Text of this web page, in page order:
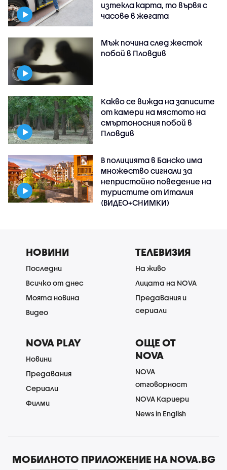
изтекла карта, то вървя с
часове в жегата
Мъж почина след жесток
побой в Пловдив
Какво се вижда на записите
от камери на мястото на
смъртоносния побой в
Пловдив
В полицията в Банско има
множество сигнали за
непристойно поведение на
туристите от Италия
(ВИДЕО+СНИМКИ)
НОВИНИ
Последни
Всичко от днес
Моята новина
Видео
ТЕЛЕВИЗИЯ
На живо
Лицата на NOVA
Предавания и
сериали
NOVA PLAY
Новини
Предавания
Сериали
Филми
ОЩЕ ОТ
NOVA
NOVA
отговорност
NOVA Кариери
News in English
МОБИЛНОТО ПРИЛОЖЕНИЕ НА NOVA.BG